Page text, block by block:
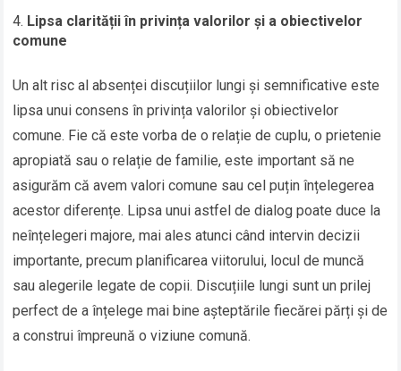
Lipsa clarității în privința valorilor și a obiectivelor
comune
Un alt risc al absenței discuțiilor lungi și semnificative este
lipsa unui consens în privința valorilor și obiectivelor
comune. Fie că este vorba de o relație de cuplu, o prietenie
apropiată sau o relație de familie, este important să ne
asigurăm că avem valori comune sau cel puțin înțelegerea
acestor diferențe. Lipsa unui astfel de dialog poate duce la
neînțelegeri majore, mai ales atunci când intervin decizii
importante, precum planificarea viitorului, locul de muncă
sau alegerile legate de copii. Discuțiile lungi sunt un prilej
perfect de a înțelege mai bine așteptările fiecărei părți și de
a construi împreună o viziune comună.